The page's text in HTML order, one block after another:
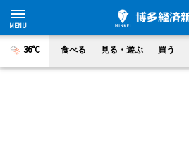
36°C 食べる 見る・遊ぶ 買う